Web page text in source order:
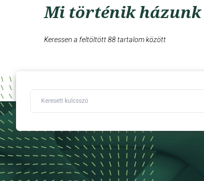
Mi történik
Keressen a feltöltött 88 tartalom között